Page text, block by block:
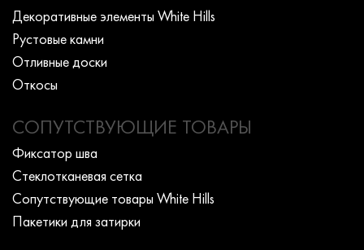
Декоративные элементы White Hills
Рустовые камни
Отливные доски
Откосы
СОПУТСТВУЮЩИЕ ТОВАРЫ
Фиксатор шва
Стеклотканевая сетка
Сопутствующие товары White Hills
Пакетики для затирки